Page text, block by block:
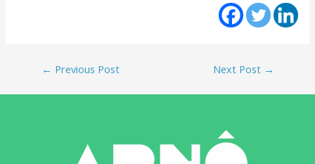
← Previous Post Next Post →